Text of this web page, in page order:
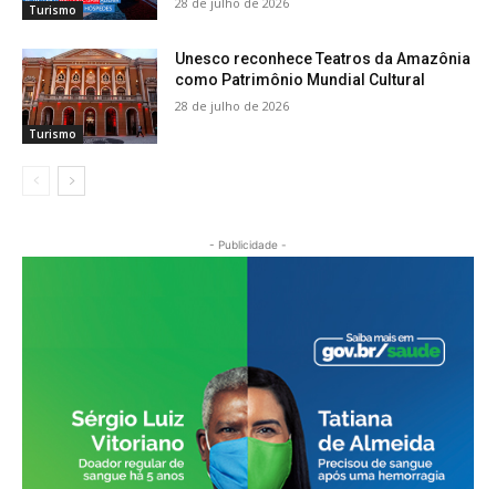
Turismo
Turismo
Unesco reconhece Teatros da Amazônia
como Patrimônio Mundial Cultural
28 de julho de 2026
- Publicidade -